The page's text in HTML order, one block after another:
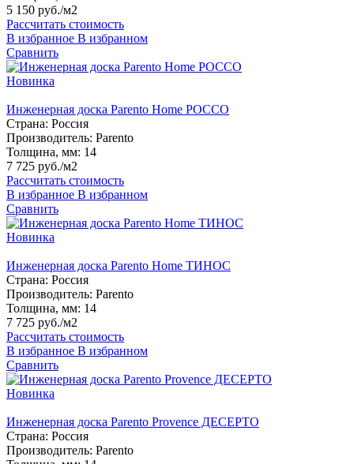
5 150 руб./м2
Рассчитать стоимость
В избранное В избранном
Сравнить
Новинка
Инженерная доска Parento Home РОССО
Страна: Россия
Производитель: Parento
Толщина, мм: 14
7 725 руб./м2
Рассчитать стоимость
В избранное В избранном
Сравнить
Новинка
Инженерная доска Parento Home ТИНОС
Страна: Россия
Производитель: Parento
Толщина, мм: 14
7 725 руб./м2
Рассчитать стоимость
В избранное В избранном
Сравнить
Новинка
Инженерная доска Parento Provence ДЕСЕРТО
Страна: Россия
Производитель: Parento